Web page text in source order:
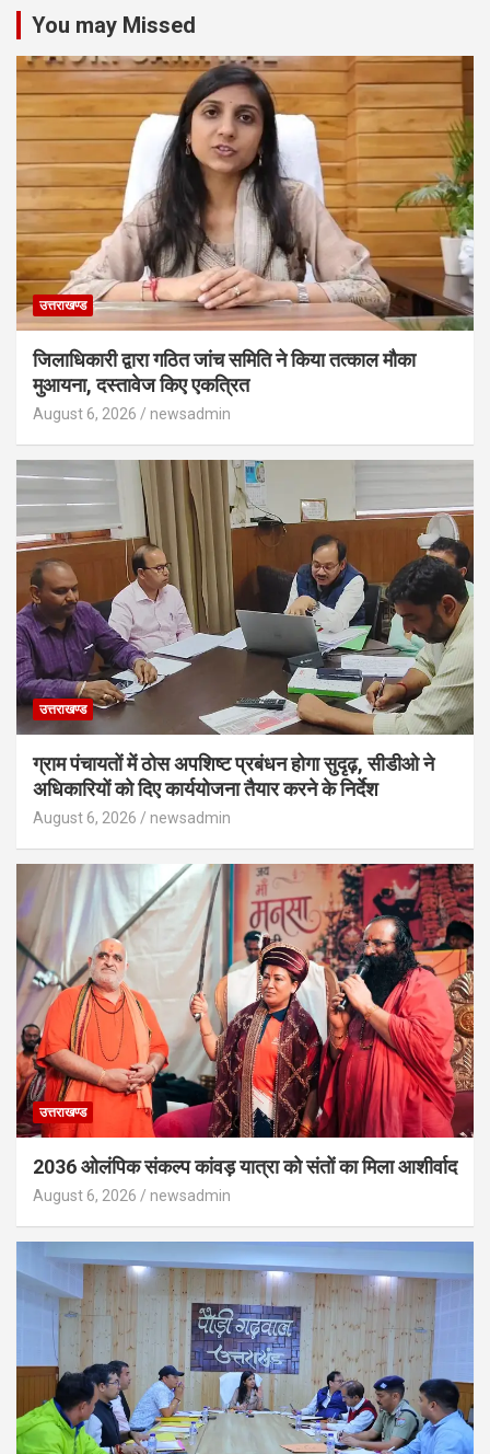
You may Missed
उत्तराखण्ड
जिलाधिकारी द्वारा गठित जांच समिति ने किया तत्काल मौका
मुआयना, दस्तावेज किए एकत्रित
August 6, 2026 newsadmin
उत्तराखण्ड
ग्राम पंचायतों में ठोस अपशिष्ट प्रबंधन होगा सुदृढ़, सीडीओ ने
अधिकारियों को दिए कार्ययोजना तैयार करने के निर्देश
August 6, 2026 newsadmin
उत्तराखण्ड
2036 ओलंपिक संकल्प कांवड़ यात्रा को संतों का मिला आशीर्वाद
August 6, 2026 newsadmin